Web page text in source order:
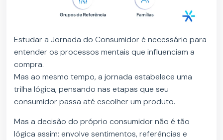
Estudar a Jornada do Consumidor é necessário para
entender os processos mentais que influenciam a
compra.
Mas ao mesmo tempo, a jornada estabelece uma
trilha lógica, pensando nas etapas que seu
consumidor passa até escolher um produto.
Mas a decisão do próprio consumidor não é tão
lógica assim: envolve sentimentos, referências e